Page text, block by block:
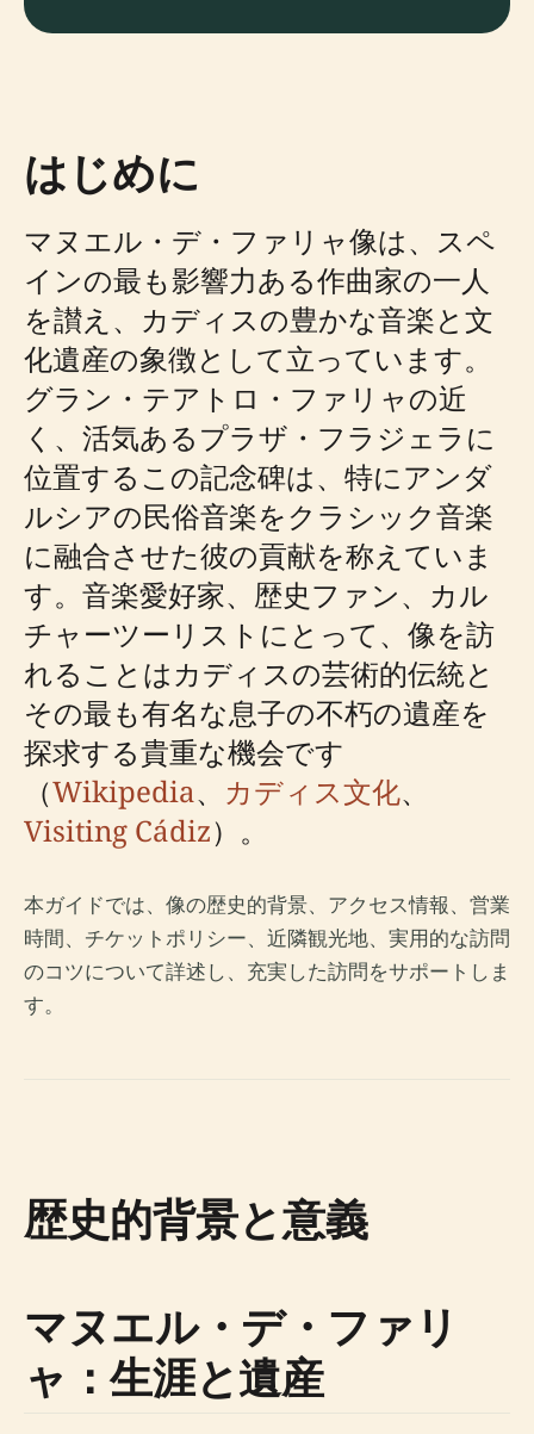
はじめに
マヌエル・デ・ファリャ像は、スペ
インの最も影響力ある作曲家の一人
を讃え、カディスの豊かな音楽と文
化遺産の象徴として立っています。
グラン・テアトロ・ファリャの近
く、活気あるプラザ・フラジェラに
位置するこの記念碑は、特にアンダ
ルシアの民俗音楽をクラシック音楽
に融合させた彼の貢献を称えていま
す。音楽愛好家、歴史ファン、カル
チャーツーリストにとって、像を訪
れることはカディスの芸術的伝統と
その最も有名な息子の不朽の遺産を
探求する貴重な機会です
（Wikipedia、 カディス文化、
Visiting Cádiz）。
本ガイドでは、像の歴史的背景、アクセス情報、営業
時間、チケットポリシー、近隣観光地、実用的な訪問
のコツについて詳述し、充実した訪問をサポートしま
す。
歴史的背景と意義
マヌエル・デ・ファリ
ャ：生涯と遺産